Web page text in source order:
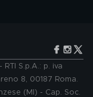
S.p.A.: p. iva
8, 00187 Roma.
(MI) - Cap. Soc.